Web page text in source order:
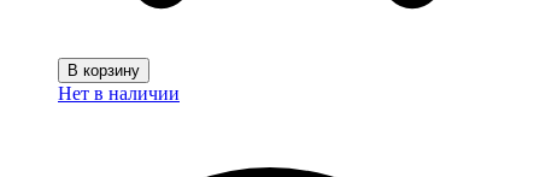
В корзину
Нет в наличии